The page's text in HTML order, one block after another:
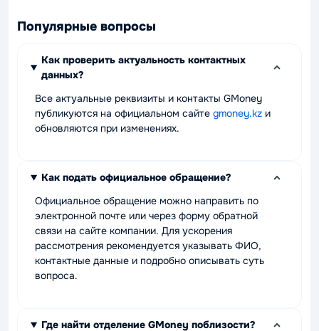
Популярные вопросы
Как проверить актуальность контактных
данных?
Все актуальные реквизиты и контакты GMoney
публикуются на официальном сайте gmoney.kz и
обновляются при изменениях.
Как подать официальное обращение?
Официальное обращение можно направить по
электронной почте или через форму обратной
связи на сайте компании. Для ускорения
рассмотрения рекомендуется указывать ФИО,
контактные данные и подробно описывать суть
вопроса.
Где найти отделение GMoney поблизости?